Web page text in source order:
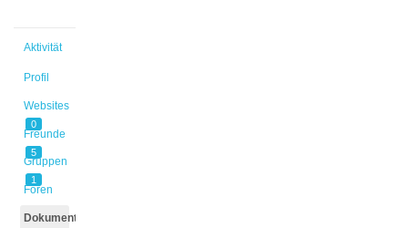
Aktivität
Profil
Websites
0
Freunde
5
Gruppen
1
Foren
Dokumente